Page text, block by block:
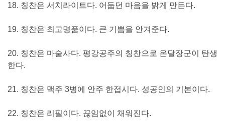
18. 칭찬은 서치라이트다. 어둡던 마음을 밝게 만든다.
19. 칭찬은 최고명품이다. 큰 기쁨을 안겨준다.
20. 칭찬은 마술사다. 평강공주의 칭찬으로 온달장군이 탄생
한다.
21. 칭찬은 맥주 3병에 안주 한접시다. 성공인의 기본이다.
22. 칭찬은 리필이다. 끊임없이 채워진다.